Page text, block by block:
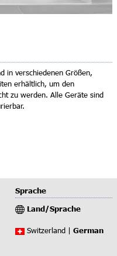
in verschiedenen Größen,
erhältlich, um den
zu werden. Alle Geräte sind
Sprache
Land/Sprache
Switzerland | German